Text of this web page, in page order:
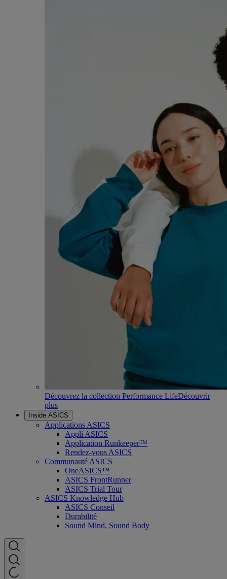
Découvrez la collection Performance LifeDécouvrir
plus
Inside ASICS
Applications ASICS
Appli ASICS
Application Runkeeper™
Rendez-vous ASICS
Communauté ASICS
OneASICS™
ASICS FrontRunner
ASICS Trial Tour
ASICS Knowledge Hub
ASICS Conseil
Durabilité
Sound Mind, Sound Body